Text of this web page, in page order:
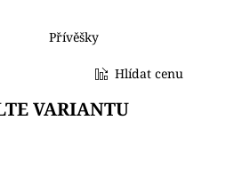
Přívěšky
Hlídat cenu
VARIANTU